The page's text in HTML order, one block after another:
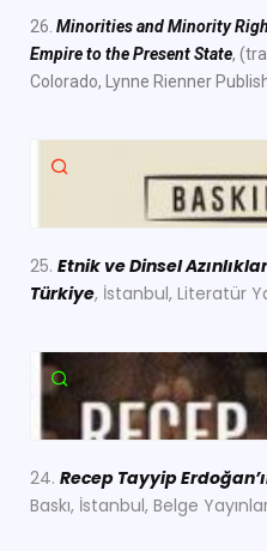
26. Minorities and Minority
Empire to the Present State,
Colorado, Lynne Rienner
25. Etnik ve Dinsel
Türkiye, İstanbul, Literatür
24. Recep Tayyip
Baskı, İstanbul, Belge